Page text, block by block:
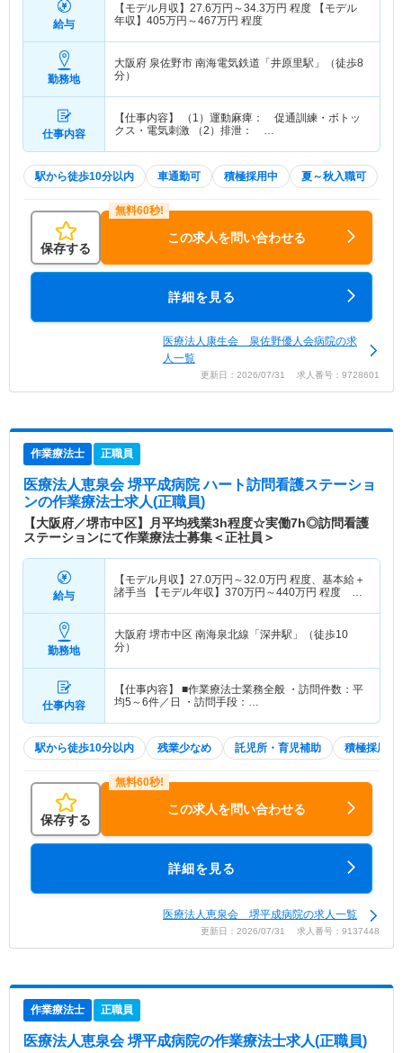
給与
【モデル月収】 27.6万円～34.3万円 程度 【モデル
年収】 405万円～467万円 程度
勤務地
大阪府 泉佐野市 南海電気鉄道「井原里駅」（徒歩8
分）
仕事内容
【仕事内容】 （1）運動麻痺： 促通訓練・ボトッ
クス・電気刺激 （2）排泄： …
駅から徒歩10分以内 車通勤可 積極採用中 夏～秋入職可
保存する
この求人を問い合わせる
詳細を見る
医療法人康生会 泉佐野優人会病院の求
人一覧
更新日：2026/07/31 求人番号：9728601
作業療法士 正職員
医療法人恵泉会 堺平成病院 ハート訪問看護ステーショ
ンの作業療法士求人(正職員)
【大阪府／堺市中区】月平均残業3h程度☆実働7h◎訪問看護
ステーションにて作業療法士募集＜正社員＞
給与
【モデル月収】 27.0万円～32.0万円 程度、基本給＋
諸手当 【モデル年収】 370万円～440万円 程度 ※
勤務地
大阪府 堺市中区 南海泉北線「深井駅」（徒歩10
分）
仕事内容
【仕事内容】 ■作業療法士業務全般 ・訪問件数：平
均5～6件／日 ・訪問手段：…
駅から徒歩10分以内 残業少なめ 託児所・育児補助 積極採用中
保存する
この求人を問い合わせる
詳細を見る
医療法人恵泉会 堺平成病院の求人一覧
更新日：2026/07/31 求人番号：9137448
作業療法士 正職員
医療法人恵泉会 堺平成病院の作業療法士求人(正職員)